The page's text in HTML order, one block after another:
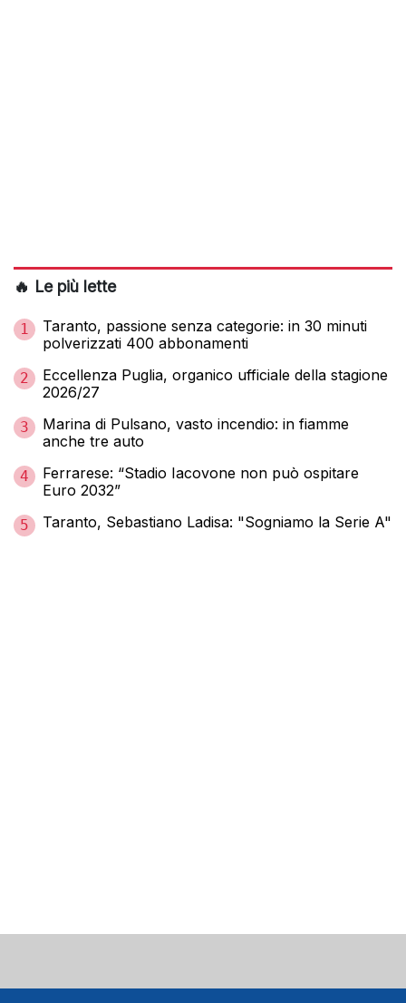
🔥 Le più lette
1
Taranto, passione senza categorie: in 30 minuti
polverizzati 400 abbonamenti
2
Eccellenza Puglia, organico ufficiale della stagione
2026/27
3
Marina di Pulsano, vasto incendio: in fiamme
anche tre auto
4
Ferrarese: “Stadio Iacovone non può ospitare
Euro 2032”
5 Taranto, Sebastiano Ladisa: "Sogniamo la Serie A"